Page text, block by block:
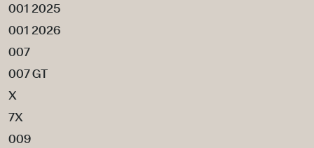
001 2025
001 2026
007
007 GT
X
7X
009